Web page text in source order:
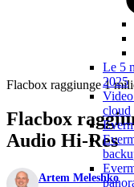
Le 5
2025
cloud
Flacbox raggiunge 1
Flacbox
Audio Hi-Res
Artem Meleshko